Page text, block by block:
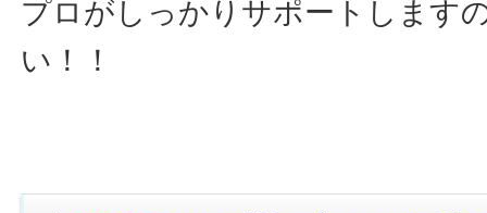
プロがしっかりサポートします
い！！